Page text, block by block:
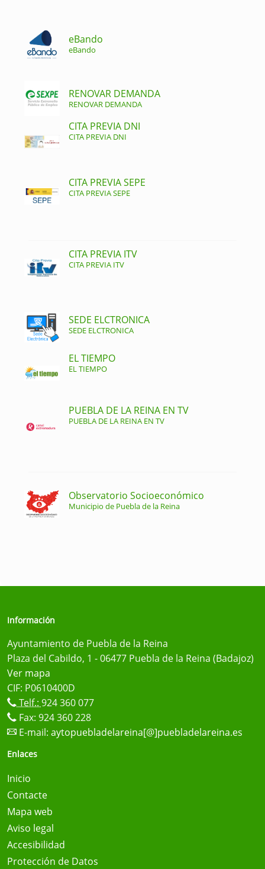
eBando
eBando
RENOVAR DEMANDA
RENOVAR DEMANDA
CITA PREVIA DNI
CITA PREVIA DNI
CITA PREVIA SEPE
CITA PREVIA SEPE
CITA PREVIA ITV
CITA PREVIA ITV
SEDE ELCTRONICA
SEDE ELCTRONICA
EL TIEMPO
EL TIEMPO
PUEBLA DE LA REINA EN TV
PUEBLA DE LA REINA EN TV
Observatorio Socioeconómico
Municipio de Puebla de la Reina
Información
Ayuntamiento de Puebla de la Reina
Plaza del Cabildo, 1 - 06477 Puebla de la Reina (Badajoz)
Ver mapa
CIF: P0610400D
Telf.: 924 360 077
Fax: 924 360 228
E-mail: aytopuebladelareina[@]puebladelareina.es
Enlaces
Inicio
Contacte
Mapa web
Aviso legal
Accesibilidad
Protección de Datos